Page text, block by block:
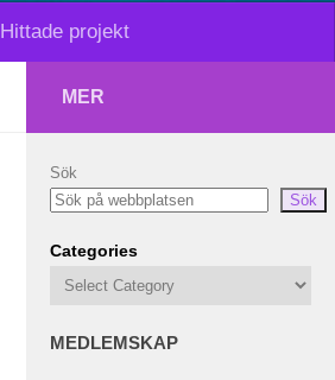
Hittade projekt
MER
Sök
Sök
Categories
MEDLEMSKAP